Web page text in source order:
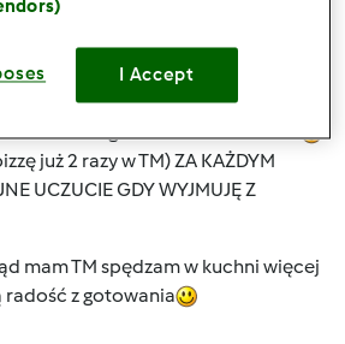
robiłam pizzę ręcznie i zawsze
ale nigdy nie udało mi się zrobić tak
TM. Jest takie miękkie i miłe w
dlaczego ale lubie to uczucie
już 2 razy w TM) ZA KAŻDYM
UCZUCIE GDY WYJMUJĘ Z
mam TM spędzam w kuchni więcej
radość z gotowania
I Accept